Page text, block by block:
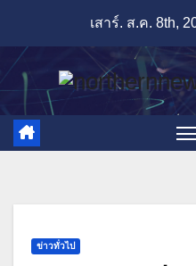
content
เสาร์. ส.ค. 8th,
ข่าวทั่วไป